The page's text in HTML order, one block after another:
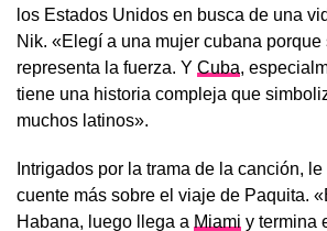
los Estados Unidos en busca de una
Nik. «Elegí a una mujer cubana
representa la fuerza. Y Cuba,
tiene una historia compleja que
muchos latinos».
Intrigados por la trama de la canción,
cuente más sobre el viaje de Paquita.
Habana, luego llega a Miami y termina